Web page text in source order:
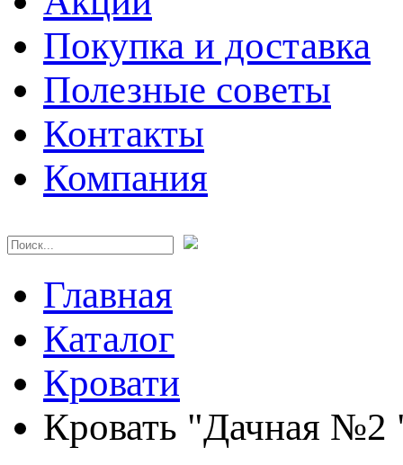
Покупка и доставка
Полезные советы
Контакты
Компания
Главная
Каталог
Кровати
Кровать "Дачная №2